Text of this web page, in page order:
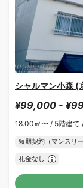
シャルマン小森 (
¥99,000 -
18.00㎡〜 / 5階建て
短期契約（マンスリー
礼金なし